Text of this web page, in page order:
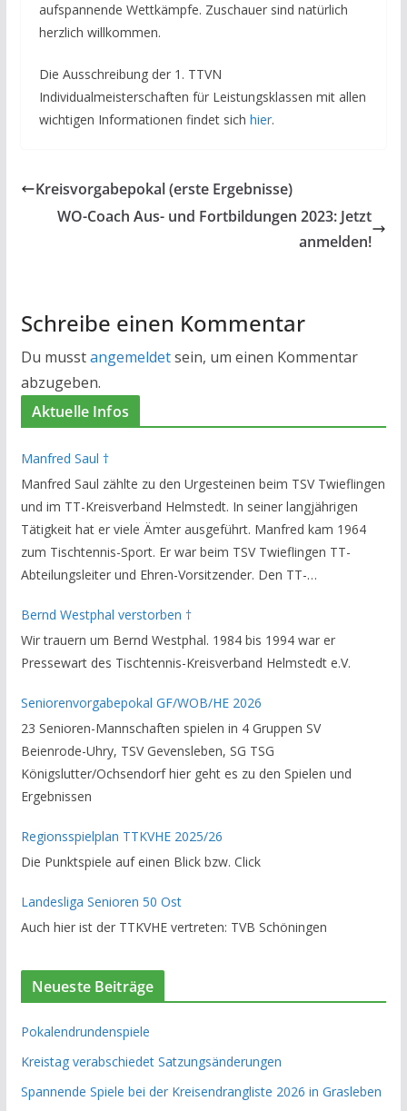
aufspannende Wettkämpfe. Zuschauer sind natürlich
herzlich willkommen.
Die Ausschreibung der 1. TTVN
Individualmeisterschaften für Leistungsklassen mit allen
wichtigen Informationen findet sich hier.
Kreisvorgabepokal (erste Ergebnisse)
WO-Coach Aus- und Fortbildungen 2023: Jetzt
anmelden!
Schreibe einen Kommentar
Du musstangemeldetsein, um einen Kommentar
abzugeben.
Aktuelle Infos
Manfred Saul †
Manfred Saul zählte zu den Urgesteinen beim TSV Twieflingen
und im TT-Kreisverband Helmstedt. In seiner langjährigen
Tätigkeit hat er viele Ämter ausgeführt. Manfred kam 1964
zum Tischtennis-Sport. Er war beim TSV Twieflingen TT-
Abteilungsleiter und Ehren-Vorsitzender. Den TT-
Helmstedt unterstützte er als Staffelleiter. Zuletzt war er
Vorsitzender des Rechtsausschusses im Kreisverband. Im
stillen GedenkenH.-K. Bartels / Vorsitzender
Bernd Westphal verstorben †
Wir trauern um Bernd Westphal. 1984 bis 1994 war er
Pressewart des Tischtennis-Kreisverband Helmstedt e.V.
Seniorenvorgabepokal GF/WOB/HE 2026
23 Senioren-Mannschaften spielen in 4 Gruppen SV
Beienrode-Uhry, TSV Gevensleben, SG TSG
Königslutter/Ochsendorf hier geht es zu den Spielen und
Ergebnissen
Regionsspielplan TTKVHE 2025/26
Die Punktspiele auf einen Blick bzw. Click
Landesliga Senioren 50 Ost
Auch hier ist der TTKVHE vertreten: TVB Schöningen
Neueste Beiträge
Pokalendrundenspiele
Kreistag verabschiedet Satzungsänderungen
Spannende Spiele bei der Kreisendrangliste 2026 in Grasleben